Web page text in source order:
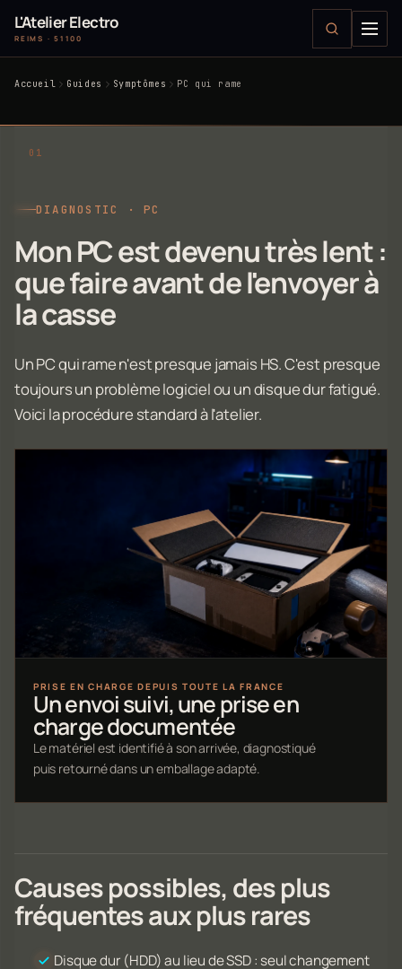
L'Atelier Electro
REIMS · 51100
Accueil Guides Symptômes PC qui rame
DIAGNOSTIC · PC
Mon PC est devenu très lent :
que faire avant de l'envoyer à
la casse
Un PC qui rame n'est presque jamais HS. C'est presque
toujours un problème logiciel ou un disque dur fatigué.
Voici la procédure standard à l'atelier.
PRISE EN CHARGE DEPUIS TOUTE LA FRANCE
Un envoi suivi, une prise en
charge documentée
Le matériel est identifié à son arrivée, diagnostiqué
puis retourné dans un emballage adapté.
Causes possibles, des plus
fréquentes aux plus rares
Disque dur (HDD) au lieu de SSD : seul changement